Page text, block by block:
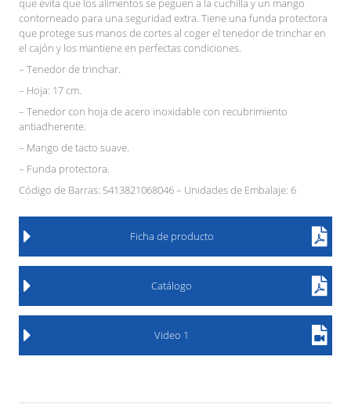
contorneado para una seguridad extra. Tiene una funda protectora
que protege sus manos de cortes al coger el tenedor de trinchar en
el cajón y los mantiene en perfectas condiciones.
– Tenedor de trinchar.
– Hoja: 17 cm.
– Tenedor con hoja de acero inoxidable con recubrimiento
antiadherente.
– Mango de tacto suave.
– Funda protectora.
Código de Barras: 5413821068046 – Unidades de Embalaje: 6
Ficha de producto
Catálogo
Video 1